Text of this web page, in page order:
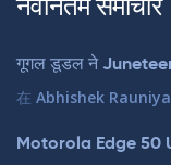
नवीनतम समाचार
गूगल डूडल ने
在 Abhishek
Motorola Edge 50